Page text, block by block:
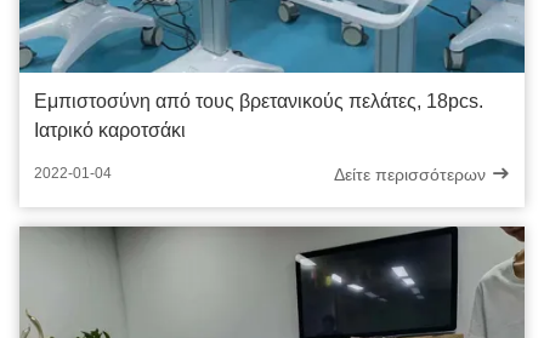
Εμπιστοσύνη από τους βρετανικούς πελάτες, 18pcs.
Ιατρικό καροτσάκι
2022-01-04 Δείτε περισσότερων